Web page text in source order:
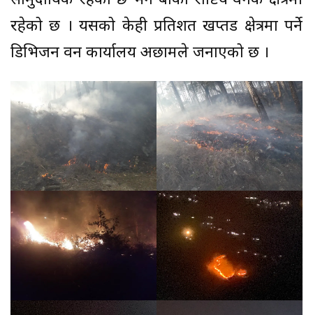
रहेको छ । यसको केही प्रतिशत खप्तड क्षेत्रमा पर्ने
डिभिजन वन कार्यालय अछामले जनाएको छ ।